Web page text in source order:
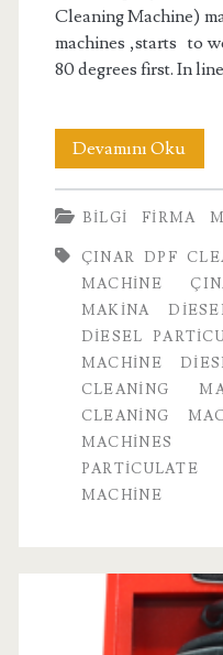
Cleaning Machine)
machines ,starts to
80 degrees first. In
Devamını Oku
BILGI FIRMA
ÇINAR DPF
MACHINE
MAKINA
DIESEL
MACHINE
CLEANING
CLEANING
MACHINES
MACHINE